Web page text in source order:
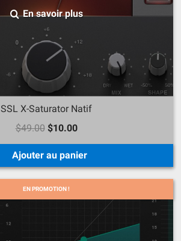
En savoir plus
SSL X-Saturator Natif
$49.00 $10.00
Ajouter au panier
EN PROMOTION !